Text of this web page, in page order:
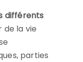
différents
de la vie
parties